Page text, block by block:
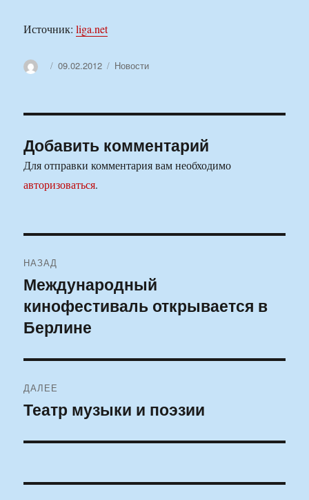
Источник:liga.net
АвторОпубликовано
09.02.2012 Рубрики
Новости
Добавить комментарий
Для отправки комментария вам необходимо
авторизоваться.
по
записям
НАЗАД
Предыдущая
запись:
Международный
кинофестиваль открывается в
Берлине
ДАЛЕЕ
Следующая
Театр музыки и поэзии